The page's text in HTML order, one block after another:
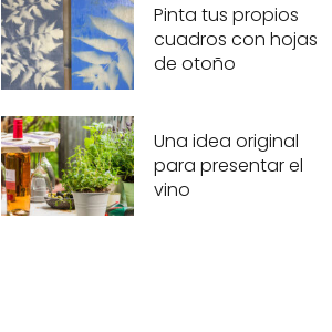
Pinta tus propios
cuadros con hojas
de otoño
Una idea original
para presentar el
vino